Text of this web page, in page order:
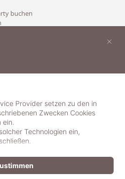
buchen
Provider setzen zu den in
Zwecken Cookies
ein.
Technologien ein,
×